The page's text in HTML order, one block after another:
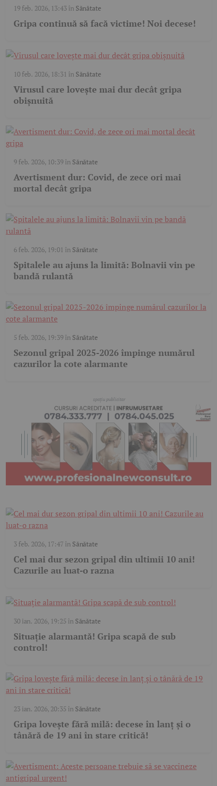
19 feb. 2026, 13:43în Sănătate
Gripa continuă să facă victime! Noi decese!
10 feb. 2026, 18:31 în Sănătate
Virusul care lovește mai dur decât gripa
obișnuită
9 feb. 2026, 10:39în Sănătate
Avertisment dur: Covid, de zece ori mai
mortal decât gripa
6 feb. 2026, 19:01 în Sănătate
Spitalele au ajuns la limită: Bolnavii vin pe
bandă rulantă
5 feb. 2026, 19:39în Sănătate
Sezonul gripal 2025-2026 împinge numărul
cazurilor la cote alarmante
3 feb. 2026, 17:47în Sănătate
Cel mai dur sezon gripal din ultimii 10 ani!
Cazurile au luat-o razna
30 ian. 2026, 19:25 în Sănătate
Situație alarmantă! Gripa scapă de sub
control!
23 ian. 2026, 20:35 în Sănătate
Gripa lovește fără milă: decese în lanț și o
tânără de 19 ani în stare critică!